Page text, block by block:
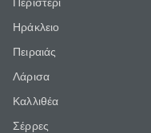
Ηράκλειο
Πειραιάς
Λάρισα
Καλλιθέα
Σέρρες